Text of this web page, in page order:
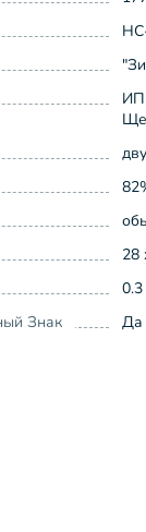
ИП
28
0.3
Знак
Да